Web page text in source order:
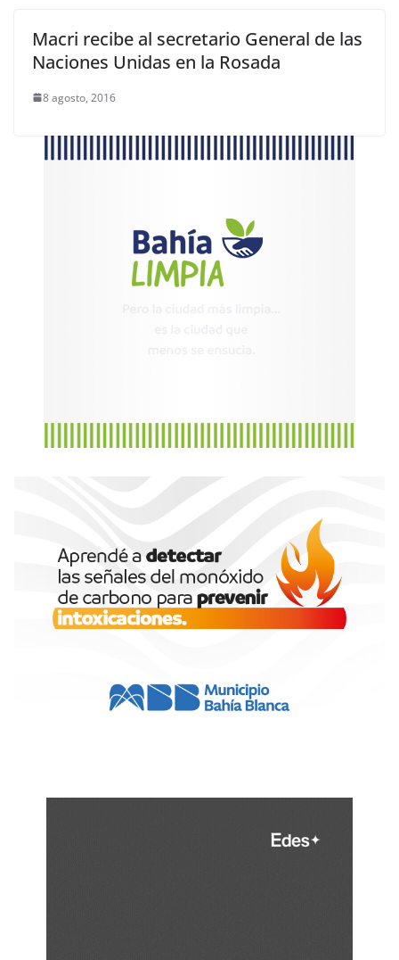
Macri recibe al secretario General de las
Naciones Unidas en la Rosada
8 agosto, 2016